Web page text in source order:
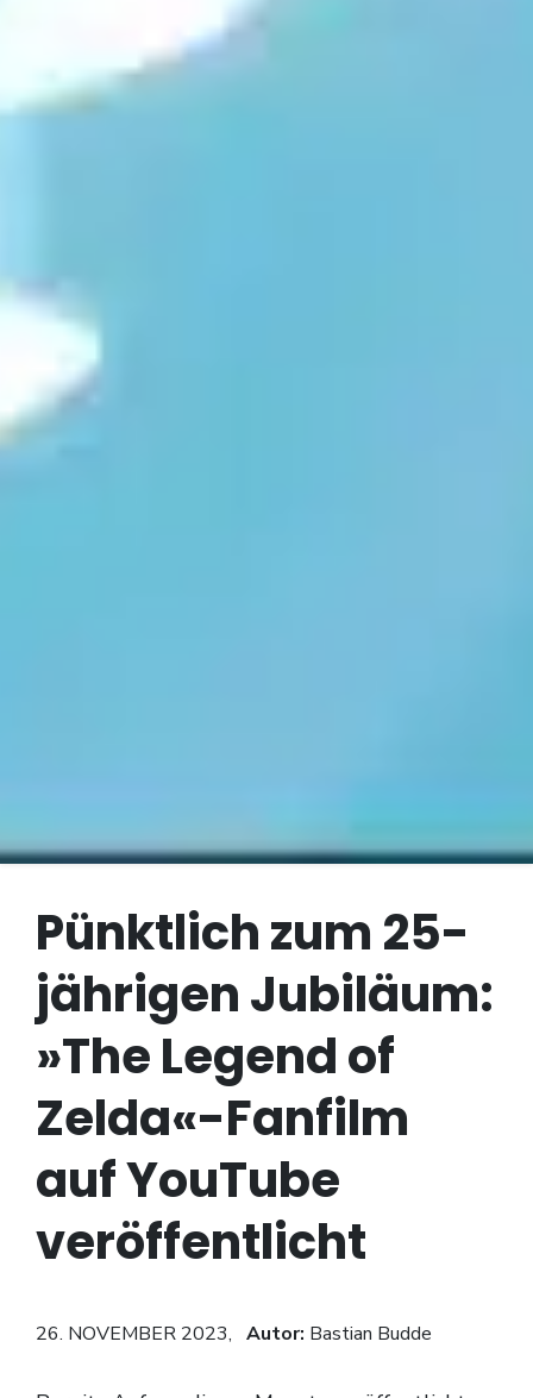
Pünktlich zum 25-
jährigen Jubiläum:
»The Legend of
Zelda«-Fanfilm
auf YouTube
veröffentlicht
26. NOVEMBER 2023, Autor: Bastian Budde